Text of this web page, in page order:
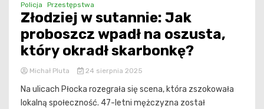
Policja Przestępstwa
Złodziej w sutannie: Jak
proboszcz wpadł na oszusta,
który okradł skarbonkę?
Michał Pluta 24 sierpnia 2025
Na ulicach Płocka rozegrała się scena, która zszokowała
lokalną społeczność. 47-letni mężczyzna został